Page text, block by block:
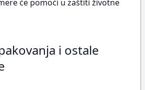
će pomoći u zaštiti životne
i ostale